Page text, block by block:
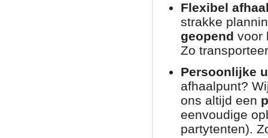
Flexibel
strakke
geopend voor
Zo
Persoonlijke
afhaalpunt?
ons altijd een
eenvoudige
partytenten).